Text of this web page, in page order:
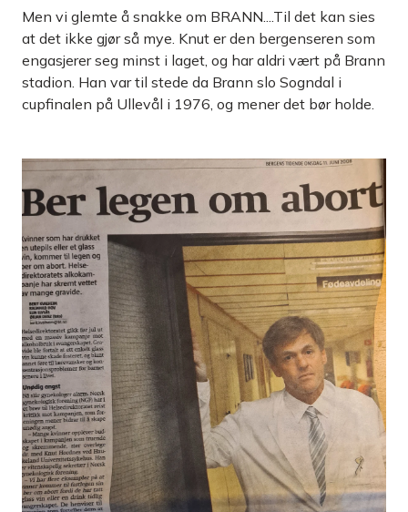
Men vi glemte å snakke om BRANN....Til det kan sies
at det ikke gjør så mye. Knut er den bergenseren som
engasjerer seg minst i laget, og har aldri vært på Brann
stadion. Han var til stede da Brann slo Sogndal i
cupfinalen på Ullevål i 1976, og mener det bør holde.